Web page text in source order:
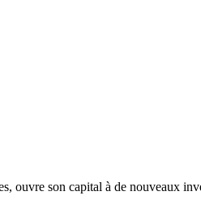
ouvre son capital à de nouveaux